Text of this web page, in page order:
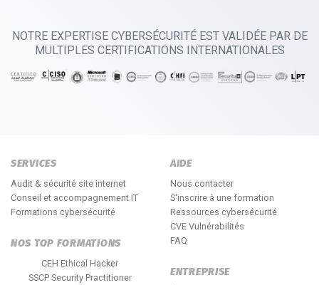
NOTRE EXPERTISE CYBERSÉCURITÉ EST VALIDÉE PAR DE
MULTIPLES CERTIFICATIONS INTERNATIONALES
SERVICES
Audit & sécurité site internet
Conseil et accompagnement IT
Formations cybersécurité
NOS TOP FORMATIONS
CEH Ethical Hacker
SSCP Security Practitioner
AIDE
Nous contacter
S'inscrire à une formation
Ressources cybersécurité
CVE Vulnérabilités
FAQ
ENTREPRISE